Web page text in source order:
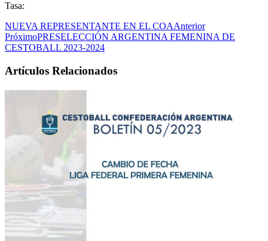
Tasa:
NUEVA REPRESENTANTE EN EL COAAnterior
PróximoPRESELECCIÓN ARGENTINA FEMENINA DE
CESTOBALL 2023-2024
Artículos Relacionados